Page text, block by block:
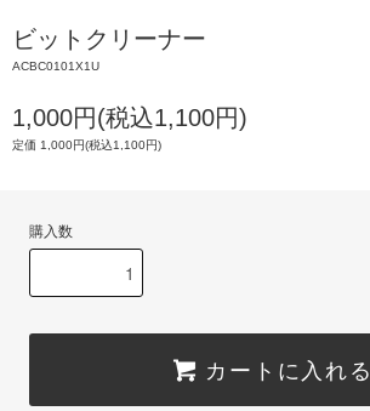
ビットクリーナー
ACBC0101X1U
1,000円(税込1,100円)
定価 1,000円(税込1,100円)
購入数
カートに入れる